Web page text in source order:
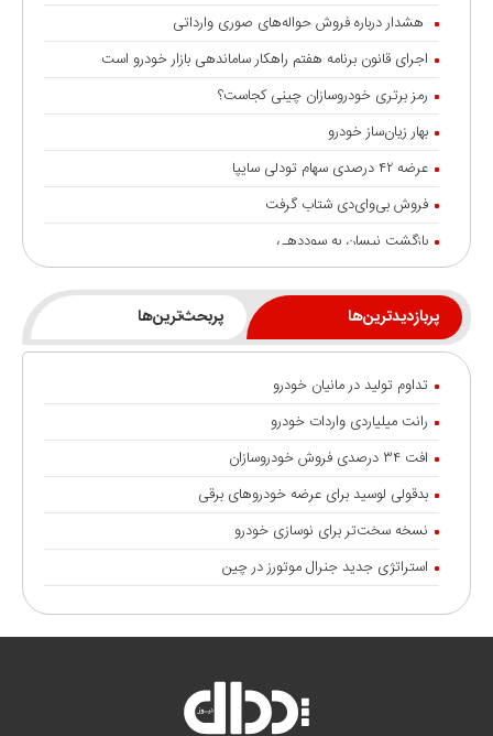
هشدار درباره فروش حواله‌های صوری وارداتی
اجرای قانون برنامه هفتم راهکار ساماندهی بازار خودرو است
رمز برتری خودروسازان چینی کجاست؟
بهار زیان‌ساز خودرو
عرضه ۴۲ درصدی سهام تودلی سایپا
فروش بی‌وای‌دی شتاب گرفت
بازگشت نیسان به سوددهی
پیش بینی قیمت خودرو در پایان تابستان
محموله قطعات نیسان ترا وارد گمرکات کشور شد
قیمت هیوندای سانتافه وارداتی هرمس خودرو اعلام شد
هرمس خودرو گواهینامه‌های بین المللی TÜV را دریافت کرد
خودروسازان چینی همچنان می‌درخشند
خودروهای برقی هند بالاتر از غول‌هایی مانند تسلا و بی‌وای‌دی
شایعه گرانی بنزین، قیمت خودروهای برقی را بالا برد
انتقال تورم خودرو به بازار خدمات
رشد ۱۲۰ درصدی صادرات خودروهای برقی چین
نسخه درمان «ناک» خودرو چیست؟
سامانه آنلاین پیگیری قرارداد‌ و زمان تحویل نیسان ترا رونمایی شد
پربازدیدترین‌ها پربحث‌ترین‌ها
تداوم تولید در مانیان خودرو
رانت میلیاردی واردات خودرو
افت ۳۴ درصدی فروش خودروسازان
بدقولی لوسید برای عرضه خودروهای برقی
نسخه سخت‌تر برای نوسازی خودرو
استراتژی جدید جنرال موتورز در چین